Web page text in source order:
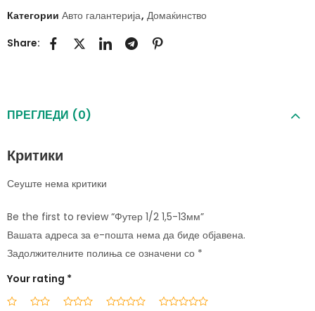
Категории Авто галантерија, Домаќинство
Share:
ПРЕГЛЕДИ (0)
Критики
Сеуште нема критики
Be the first to review “Футер 1/2 1,5-13мм”
Вашата адреса за е-пошта нема да биде објавена.
Задолжителните полиња се означени со *
Your rating *